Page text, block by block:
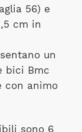
56) e
cm in
un
bici Bmc
con animo
sono 6